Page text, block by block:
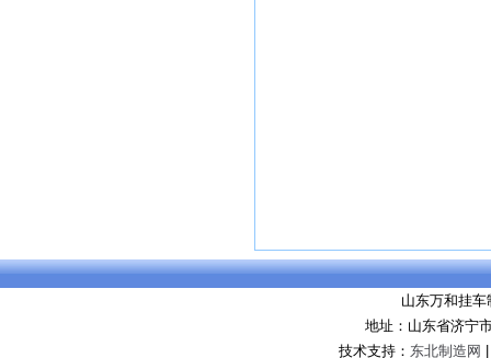
山东万和挂
地址：山东省济宁
技术支持： 东北制造网